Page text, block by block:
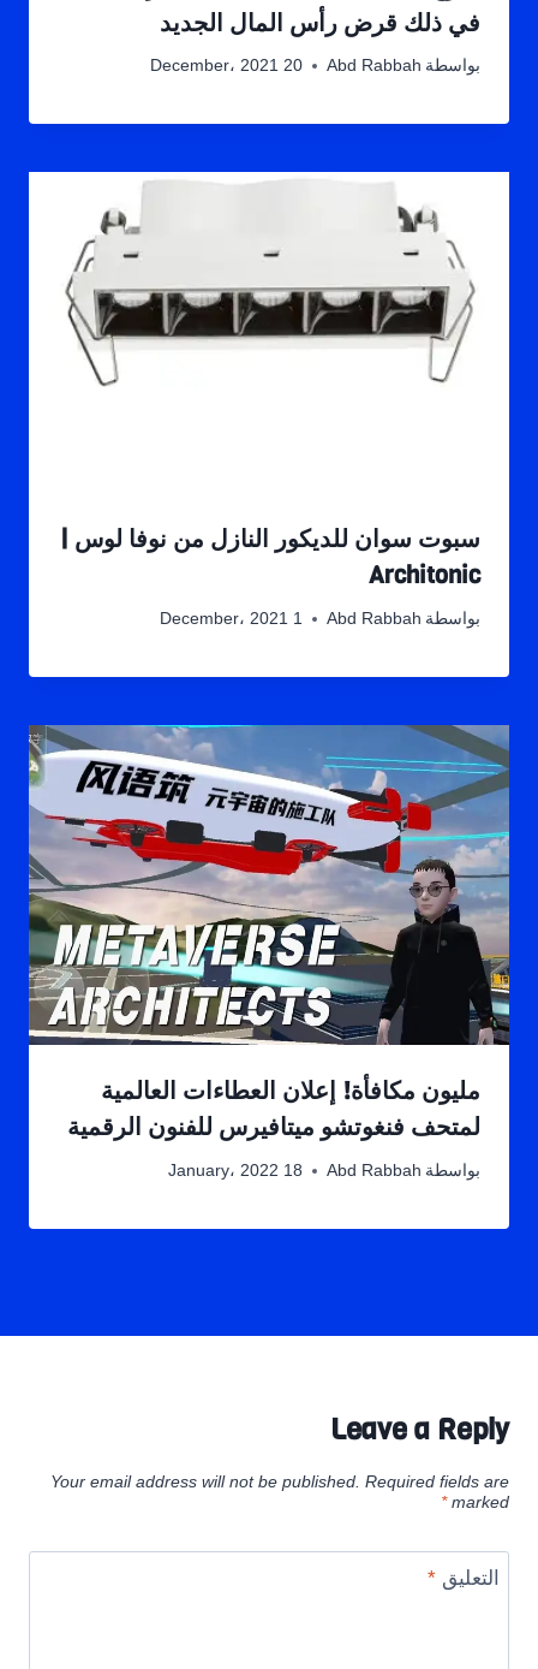
في ذلك قرض رأس المال الجديد
بواسطة Abd Rabbah 20 December، 2021
سبوت سوان للديكور النازل من نوفا لوس |
Architonic
بواسطة Abd Rabbah 1 December، 2021
مليون مكافأة! إعلان العطاءات العالمية
لمتحف فنغوتشو ميتافيرس للفنون الرقمية
بواسطة Abd Rabbah 18 January، 2022
Leave a Reply
Your email address will not be published. Required fields are
marked
*
التعليق*